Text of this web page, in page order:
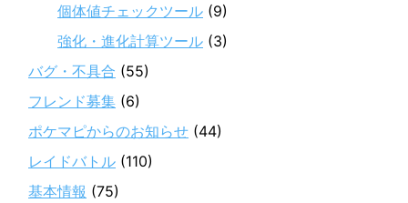
個体値チェックツール (9)
強化・進化計算ツール (3)
バグ・不具合 (55)
フレンド募集 (6)
ポケマピからのお知らせ (44)
レイドバトル (110)
基本情報 (75)